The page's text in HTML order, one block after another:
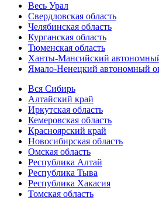
Весь Урал
Свердловская область
Челябинская область
Курганская область
Тюменская область
Ханты-Мансийский
Ямало-Ненецкий автономный
Вся Сибирь
Алтайский край
Иркутская область
Кемеровская область
Красноярский край
Новосибирская область
Омская область
Республика Алтай
Республика Тыва
Республика Хакасия
Томская область